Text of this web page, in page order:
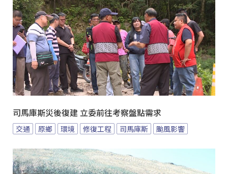
司馬庫斯災後復建 立委前往考察盤點需求
交通 原鄉 環境 修復工程 司馬庫斯 颱風影響